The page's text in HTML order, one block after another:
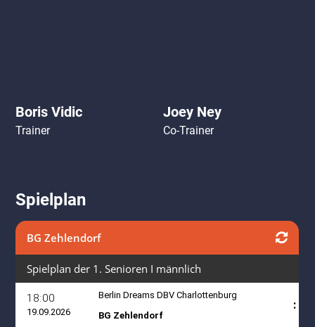
Boris Vidic
Trainer
Joey Ney
Co-Trainer
Spielplan